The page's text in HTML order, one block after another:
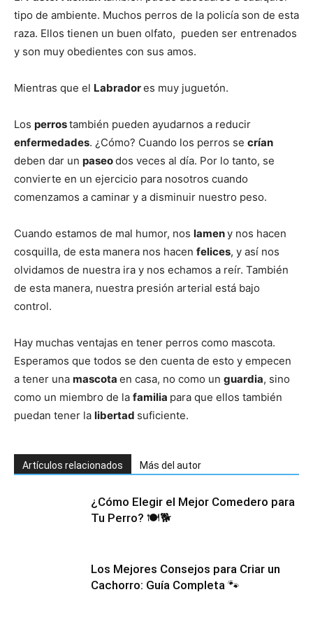
Cachorros
tipo de ambiente. Muchos perros de la policía son de esta
raza. Ellos tienen un buen olfato, pueden ser entrenados
y son muy obedientes con sus amos.
Mientras que el Labradores muy juguetón.
Los perrostambién pueden ayudarnos a reducir
enfermedades. ¿Cómo? Cuando los perros se crían
deben dar un paseodos veces al día. Por lo tanto, se
convierte en un ejercicio para nosotros cuando
comenzamos a caminar y a disminuir nuestro peso.
Cuando estamos de mal humor, nos lameny nos hacen
cosquilla, de esta manera nos hacen felices, y así nos
olvidamos de nuestra ira y nos echamos a reír. También
de esta manera, nuestra presión arterial está bajo
control.
Hay muchas ventajas en tener perros como mascota.
Esperamos que todos se den cuenta de esto y empecen
a tener una mascota en casa, no como un guardia, sino
como un miembro de la familia para que ellos también
puedan tener la libertad suficiente.
Artículos relacionados Más del autor
¿Cómo Elegir el Mejor Comedero para
Tu Perro? 🍽️🐕
Los Mejores Consejos para Criar un
Cachorro: Guía Completa 🐾